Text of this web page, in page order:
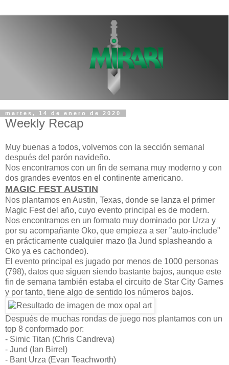
martes, 14 de enero de 2020
Weekly Recap
Muy buenas a todos, volvemos con la sección semanal
después del parón navideño.
Nos encontramos con un fin de semana muy moderno y con
dos grandes eventos en el continente americano.
MAGIC FEST AUSTIN
Nos plantamos en Austin, Texas, donde se lanza el primer
Magic Fest del año, cuyo evento principal es de modern.
Nos encontramos en un formato muy dominado por Urza y
por su acompañante Oko, que empieza a ser "auto-include"
en prácticamente cualquier mazo (la Jund splasheando a
Oko ya es cachondeo).
El evento principal es jugado por menos de 1000 personas
(798), datos que siguen siendo bastante bajos, aunque este
fin de semana también estaba el circuito de Star City Games
y por tanto, tiene algo de sentido los números bajos.
Después de muchas rondas de juego nos plantamos con un
top 8 conformado por:
- Simic Titan (Chris Candreva)
- Jund (Ian Birrel)
- Bant Urza (Evan Teachworth)